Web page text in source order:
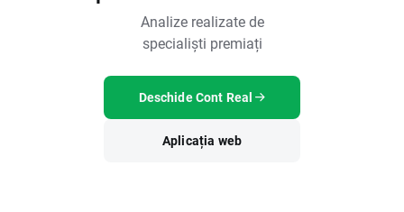
Analize realizate de
specialiști premiați
Deschide Cont Real
Aplicația web